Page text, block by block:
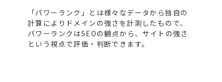
「パワーランク」とは様々なデータから独自の
計算によりドメインの強さを計測したもので、
パワーランクはSEOの観点から、サイトの強さ
という視点で評価・判断できます。